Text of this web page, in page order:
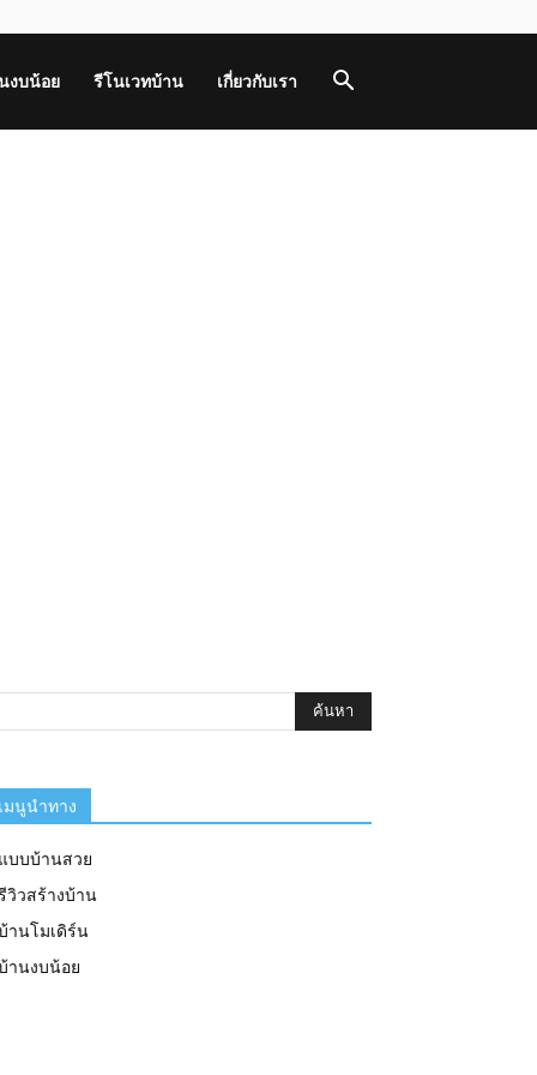
งบน้อย รีโนเวทบ้าน เกี่ยวกับเรา
เมนูนำทาง
แบบบ้านสวย
วิวสร้างบ้าน
านโมเดิร์น
านงบน้อย